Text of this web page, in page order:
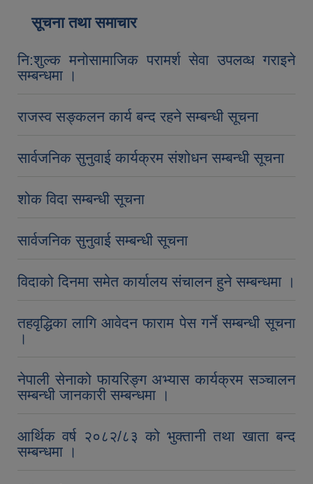
सूचना तथा समाचार
नि:शुल्क मनोसामाजिक परामर्श सेवा उपलव्ध गराइने
सम्बन्धमा ।
राजस्व सङ्कलन कार्य बन्द रहने सम्बन्धी सूचना
सार्वजनिक सुनुवाई कार्यक्रम संशोधन सम्बन्धी सूचना
शोक विदा सम्बन्धी सूचना
सार्वजनिक सुनुवाई सम्बन्धी सूचना
विदाको दिनमा समेत कार्यालय संचालन हुने सम्बन्धमा ।
तहवृद्धिका लागि आवेदन फाराम पेस गर्ने सम्बन्धी सूचना
।
नेपाली सेनाको फायरिङ्ग अभ्यास कार्यक्रम सञ्चालन
सम्बन्धी जानकारी सम्बन्धमा ।
आर्थिक वर्ष २०८२/८३ को भुक्तानी तथा खाता बन्द
सम्बन्धमा ।